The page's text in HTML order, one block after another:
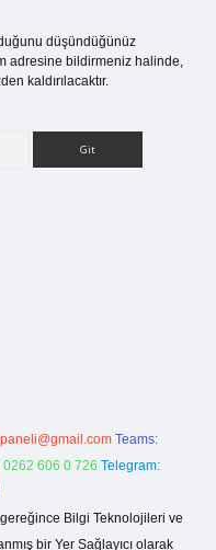
düşündüğünüz
adresine bildirmeniz halinde,
kaldırılacaktır.
Teams:
0262 606 0 726 Telegram:
Bilgi Teknolojileri ve
bir Yer Sağlayıcı olarak